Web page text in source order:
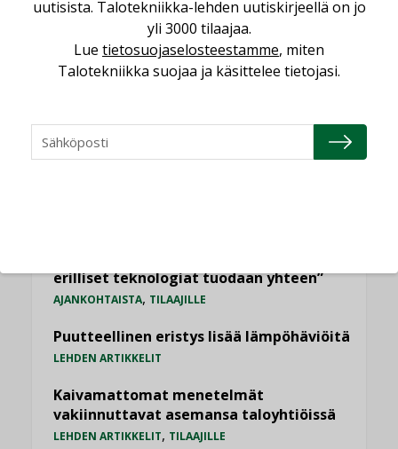
Kuukausi
Datakeskusurakointi on tekniikkalaji
Jarno Hacklin Cervin yrityskaupasta:
”Asiakkaat hakevat kumppaneita, jotka
yhdistävät useita teknisiä osaamisalueita
erilliset teknologiat tuodaan yhteen”
AJANKOHTAISTA, TILAAJILLE
Puutteellinen eristys lisää lämpöhäviöitä
LEHDEN ARTIKKELIT
Kaivamattomat menetelmät
vakiinnuttavat asemansa taloyhtiöissä
LEHDEN ARTIKKELIT, TILAAJILLE
uutisista. Talotekniikka-lehden uutiskirjeellä on jo
yli 3000 tilaajaa.
Lue tietosuojaselosteestamme, miten
Talotekniikka suojaa ja käsittelee tietojasi.